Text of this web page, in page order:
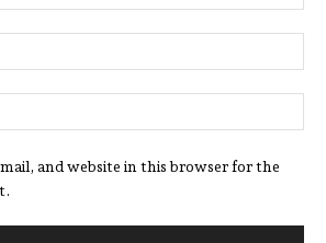
and website in this browser for the